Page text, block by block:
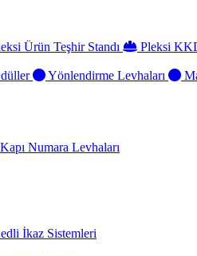
Ürün Teşhir Standı Pleksi
Yönlendirme Levhaları
Kapı Numara Levhaları
İkaz Sistemleri